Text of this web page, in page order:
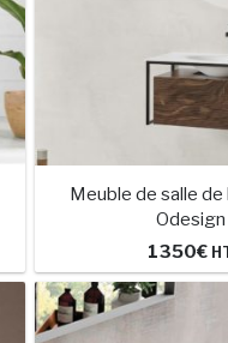
Meuble de salle de
Odesign
1350€